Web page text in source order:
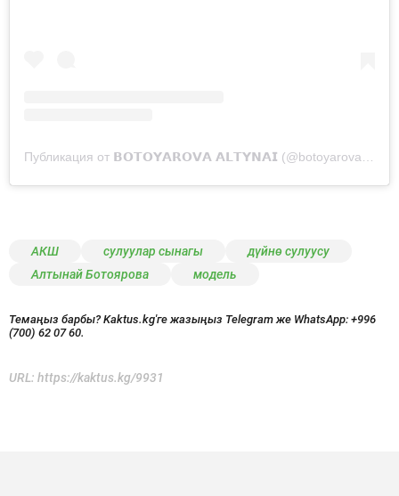
АКШ сулуулар сынагы
дүйнө сулуусу
Алтынай Ботоярова
модель
Темаңыз барбы? Kaktus.kg'ге жазыңыз Telegram же WhatsApp: +996
(700) 62 07 60.
URL: https://kaktus.kg/9931